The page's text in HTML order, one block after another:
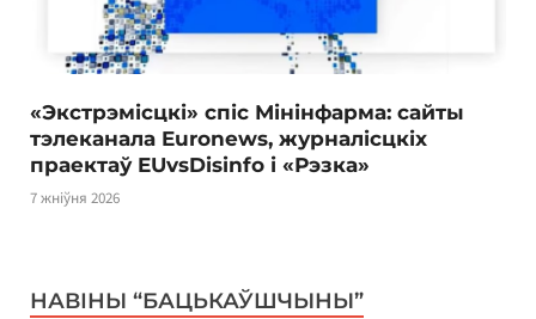
«Экстрэмісцкі» спіс Мінінфарма: сайты
тэлеканала Euronews, журналісцкіх
праектаў EUvsDisinfo і «Рэзка»
7 жніўня 2026
НАВІНЫ “БАЦЬКАЎШЧЫНЫ”